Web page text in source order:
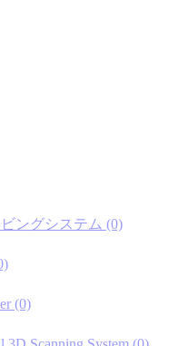
ングシステム (0)
(0)